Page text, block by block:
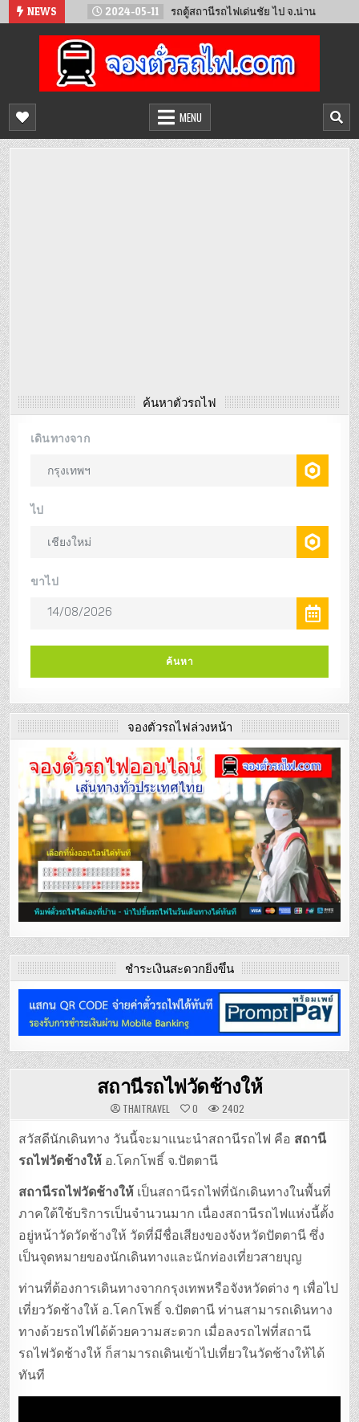
Skip NEWS2024-05-11 รถตู้สถานีรถไฟเด่นชัย ไป จ.น่าน
จองตั๋วรถไฟออนไลน์
จำหน่ายตั๋วรถไฟล่วงหน้า จองได้ 24 ชั่วโมง
MENU
ค้นหาตั๋วรถไฟ
จองตั๋วรถไฟล่วงหน้า
ชำระเงินสะดวกยิ่งขึ้น
สถานีรถไฟวัดช้างให้
THAITRAVEL 0 2402
สวัสดีนักเดินทาง วันนี้จะมาแนะนำสถานีรถไฟ คือ สถานี
รถไฟวัดช้างให้ อ.โคกโพธิ์ จ.ปัตตานี
สถานีรถไฟวัดช้างให้ เป็นสถานีรถไฟที่นักเดินทางในพื้นที่
ภาคใต้ใช้บริการเป็นจำนวนมาก เนื่องสถานีรถไฟแห่งนี้ตั้ง
อยู่หน้าวัดวัดช้างให้ วัดที่มีชื่อเสียงของจังหวัดปัตตานี ซึ่ง
เป็นจุดหมายของนักเดินทางและนักท่องเที่ยวสายบุญ
ท่านที่ต้องการเดินทางจากกรุงเทพหรือจังหวัดต่าง ๆ เพื่อไป
เที่ยววัดช้างให้ อ.โคกโพธิ์ จ.ปัตตานี ท่านสามารถเดินทาง
ทางด้วยรถไฟได้ด้วยความสะดวก เมื่อลงรถไฟที่สถานี
รถไฟวัดช้างให้ ก็สามารถเดินเข้าไปเที่ยวในวัดช้างให้ได้
ทันที